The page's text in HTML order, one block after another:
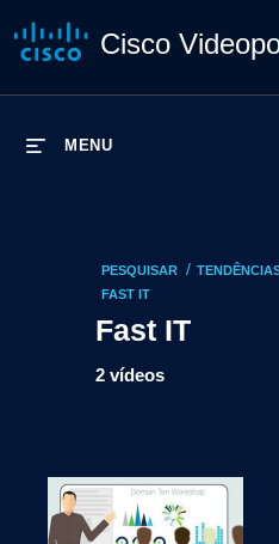
Cisco
MENU
PESQUISAR /
FAST IT
Fast IT
2 vídeos